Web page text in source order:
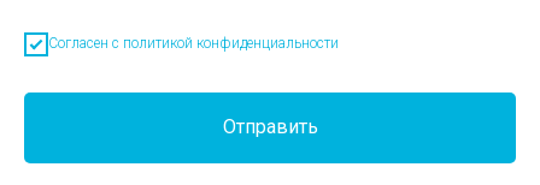
Согласен с политикой конфиденциальности
Отправить